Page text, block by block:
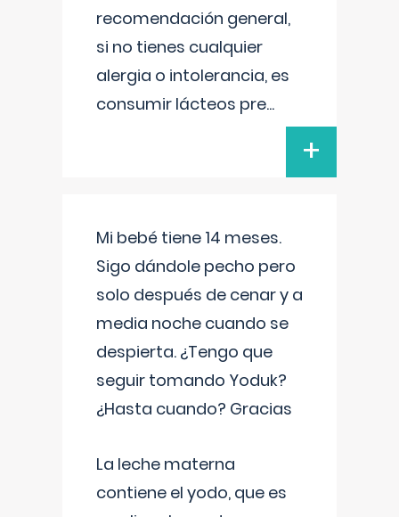
recomendación general,
si no tienes cualquier
alergia o intolerancia, es
consumir lácteos pre...
+
Mi bebé tiene 14 meses.
Sigo dándole pecho pero
solo después de cenar y a
media noche cuando se
despierta. ¿Tengo que
seguir tomando Yoduk?
¿Hasta cuando? Gracias
La leche materna
contiene el yodo, que es